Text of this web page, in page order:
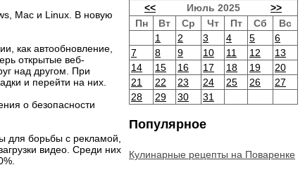
Mac и Linux. В новую
как автообновление,
открытые веб-
над другом. При
и перейти на них.
о безопасности
для борьбы с рекламой,
видео. Среди них
<< Июль 2025
>>
Пн
Вт Ср Чт Пт Сб
Вс
1
2 3 4 5
6
7
8 9 10 11 12
13
14
15 16 17 18 19
20
21
22 23 24 25 26
27
28
29 30 31
Популярное
Кулинарные рецепты на Поваренке